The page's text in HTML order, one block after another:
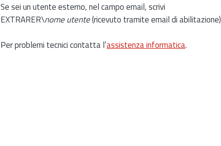
Se sei un utente esterno, nel campo email, scrivi
EXTRARER\nome utente(ricevuto tramite email di abilitazione)
Per problemi tecnici contatta l’assistenza informatica.